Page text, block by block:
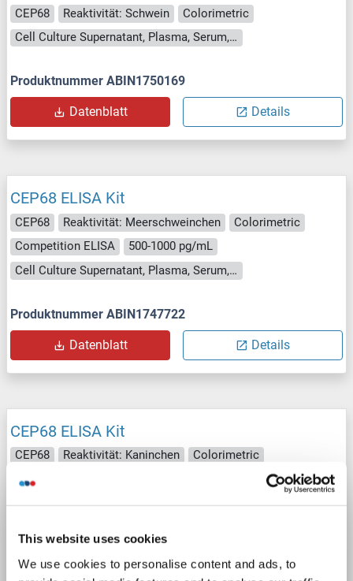
This website uses cookies
We use cookies to personalise content and ads, to
CEP68 Reaktivität: Schwein
Colorimetric
Cell Culture Supernatant, Plasma, Serum, Tissue Homogenate
Produktnummer ABIN1750169
Datenblatt Details
CEP68 ELISA Kit
CEP68 Reaktivität: Meerschweinchen
Colorimetric
Competition ELISA
500-1000 pg/mL
Cell Culture Supernatant, Plasma, Serum, Tissue Homogenate
Produktnummer ABIN1747722
Datenblatt Details
CEP68 ELISA Kit
CEP68 Reaktivität: Kaninchen
Colorimetric
Competition ELISA
Cell Culture Supernatant, Plasma, Serum, Tissue Homogenate
Produktnummer ABIN1746499
Datenblatt Details